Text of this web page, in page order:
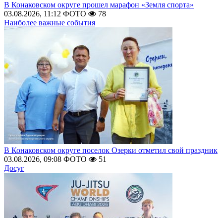
В Конаковском округе прошел марафон «Земля спорта»
03.08.2026, 11:12 ФОТО
78
Наиболее важные события
В Конаковском округе поселок Озерки отметил свой праздник
03.08.2026, 09:08 ФОТО
51
Досуг